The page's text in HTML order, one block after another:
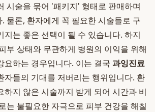
시술을 묶어 '패키지' 형태로 판매하며
물론, 환자에게 꼭 필요한 시술들로 구
지는 좋은 선택이 될 수 있습니다. 하지
부 상태와 무관하게 병원의 이익을 위해
요하는 경우입니다. 이는 결국 과잉진료
자들의 기대를 저버리는 행위입니다. 환
하지 않은 시술까지 받게 되어 시간과 비
는 불필요한 자극으로 피부 건강을 해칠